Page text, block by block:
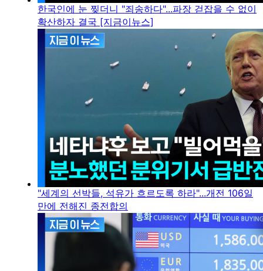
한국인에 눈 찢더니 "죄송하다"...파장 걷잡을 수 없이
확산하자 결국 [지금이뉴스]
"세계의 선박들, 석유가 흐르도록 하라"...개전 106일
만에 전해진 종전합의